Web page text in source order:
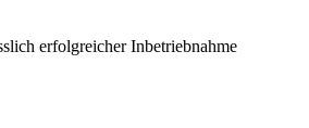
erfolgreicher Inbetriebnahme